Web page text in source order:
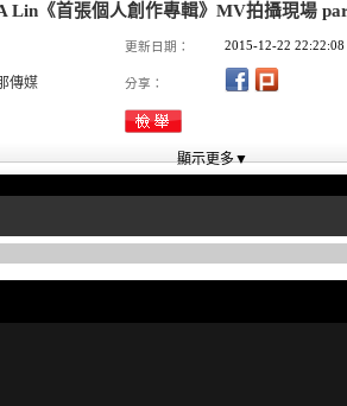
Lin《首張個人創作專輯》MV拍攝現場
更新日期： 2015-12-22 22:22:08
傳媒 分享：